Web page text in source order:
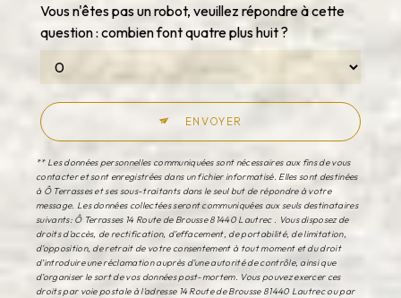
Vous n'êtes pas un robot, veuillez répondre à cette
question : combien font quatre plus huit ?
ENVOYER
** Les données personnelles communiquées sont nécessaires aux fins de vous
contacter et sont enregistrées dans un fichier informatisé. Elles sont destinées
à Ô Terrasses et ses sous-traitants dans le seul but de répondre à votre
message. Les données collectées seront communiquées aux seuls destinataires
suivants: Ô Terrasses 14 Route de Brousse 81440 Lautrec . Vous disposez de
droits d’accès, de rectification, d’effacement, de portabilité, de limitation,
d’opposition, de retrait de votre consentement à tout moment et du droit
d’introduire une réclamation auprès d’une autorité de contrôle, ainsi que
d’organiser le sort de vos données post-mortem. Vous pouvez exercer ces
droits par voie postale à l'adresse 14 Route de Brousse 81440 Lautrec ou par